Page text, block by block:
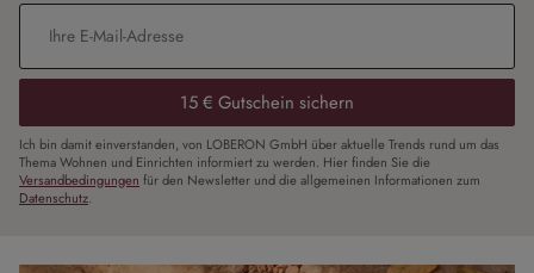
E-Mail-Adresse
15 € Gutschein sichern
Ich bin damit einverstanden, von LOBERON GmbH über aktuelle Trends rund um das
Thema Wohnen und Einrichten informiert zu werden. Hier finden Sie die
Versandbedingungen für den Newsletter und die allgemeinen Informationen zum
Datenschutz.